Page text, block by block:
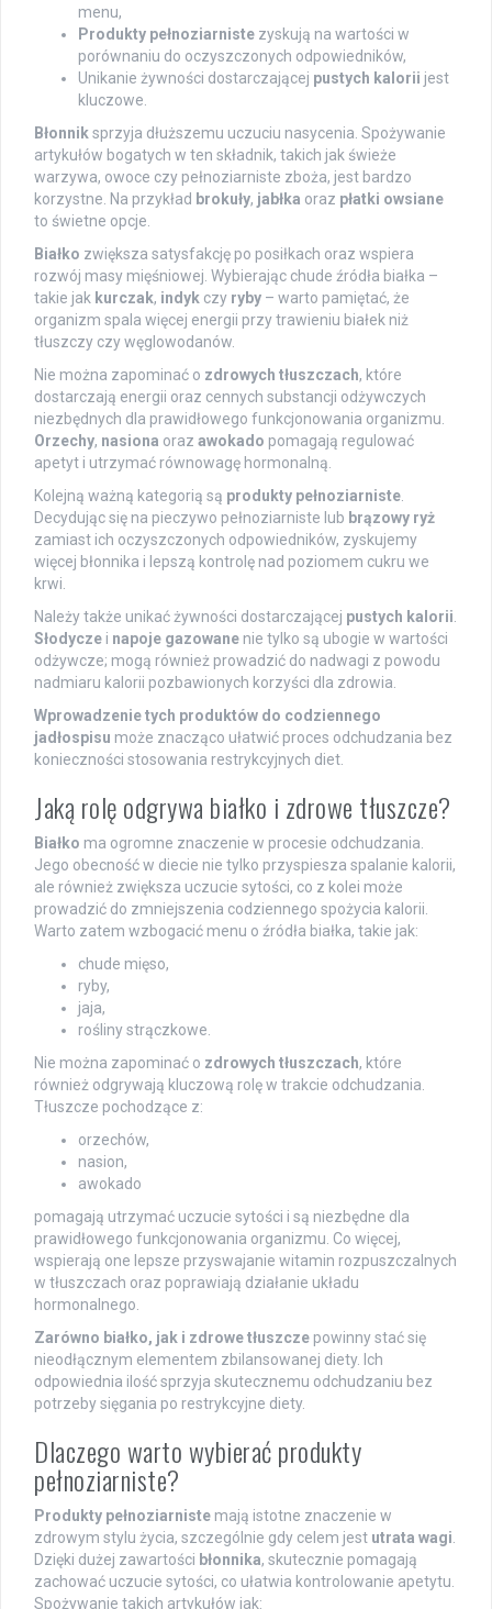
menu,
Produkty pełnoziarniste zyskują na wartości w
porównaniu do oczyszczonych odpowiedników,
Unikanie żywności dostarczającej pustych kalorii jest
kluczowe.
Błonniksprzyja dłuższemu uczuciu nasycenia. Spożywanie
artykułów bogatych w ten składnik, takich jak świeże
warzywa, owoce czy pełnoziarniste zboża, jest bardzo
korzystne. Na przykład brokuły, jabłka oraz płatki owsiane
to świetne opcje.
Białko zwiększa satysfakcję po posiłkach oraz wspiera
rozwój masy mięśniowej. Wybierając chude źródła białka –
takie jak kurczak, indyk czy ryby – warto pamiętać, że
organizm spala więcej energii przy trawieniu białek niż
tłuszczy czy węglowodanów.
Nie można zapominać o zdrowych tłuszczach, które
dostarczają energii oraz cennych substancji odżywczych
niezbędnych dla prawidłowego funkcjonowania organizmu.
Orzechy, nasiona oraz awokado pomagają regulować
apetyt i utrzymać równowagę hormonalną.
Kolejną ważną kategorią są produkty pełnoziarniste
Decydując się na pieczywo pełnoziarniste lub brązowy ryż
zamiast ich oczyszczonych odpowiedników, zyskujemy
więcej błonnika i lepszą kontrolę nad poziomem cukru we
krwi.
Należy także unikać żywności dostarczającej pustych kalorii
Słodycze i napoje gazowane nie tylko są ubogie w wartości
odżywcze; mogą również prowadzić do nadwagi z powodu
nadmiaru kalorii pozbawionych korzyści dla zdrowia.
Wprowadzenie tych produktów do codziennego
jadłospisu może znacząco ułatwić proces odchudzania bez
konieczności stosowania restrykcyjnych diet.
Jaką rolę odgrywa białko i zdrowe tłuszcze?
Białko ma ogromne znaczenie w procesie odchudzania.
Jego obecność w diecie nie tylko przyspiesza spalanie kalorii,
ale również zwiększa uczucie sytości, co z kolei może
prowadzić do zmniejszenia codziennego spożycia kalorii.
Warto zatem wzbogacić menu o źródła białka, takie jak:
chude mięso,
ryby,
jaja,
rośliny strączkowe.
Nie można zapominać o zdrowych tłuszczach, które
również odgrywają kluczową rolę w trakcie odchudzania.
Tłuszcze pochodzące z:
orzechów,
nasion,
awokado
pomagają utrzymać uczucie sytości i są niezbędne dla
prawidłowego funkcjonowania organizmu. Co więcej,
wspierają one lepsze przyswajanie witamin rozpuszczalnych
w tłuszczach oraz poprawiają działanie układu
hormonalnego.
Zarówno białko, jak i zdrowe tłuszcze powinny stać się
nieodłącznym elementem zbilansowanej diety. Ich
odpowiednia ilość sprzyja skutecznemu odchudzaniu bez
potrzeby sięgania po restrykcyjne diety.
Dlaczego warto wybierać produkty
pełnoziarniste?
Produkty pełnoziarniste mają istotne znaczenie w
zdrowym stylu życia, szczególnie gdy celem jest utrata wagi
Dzięki dużej zawartości błonnika, skutecznie pomagają
zachować uczucie sytości, co ułatwia kontrolowanie apetytu.
Spożywanie takich artykułów jak: